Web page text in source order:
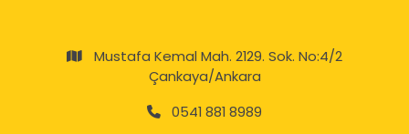
Mustafa Kemal Mah. 2129. Sok. No:4/2
Çankaya/Ankara
0541 881 8989